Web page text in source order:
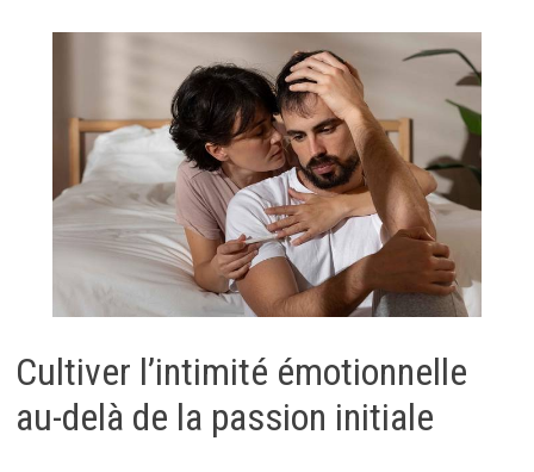
Cultiver l’intimité émotionnelle
au-delà de la passion initiale